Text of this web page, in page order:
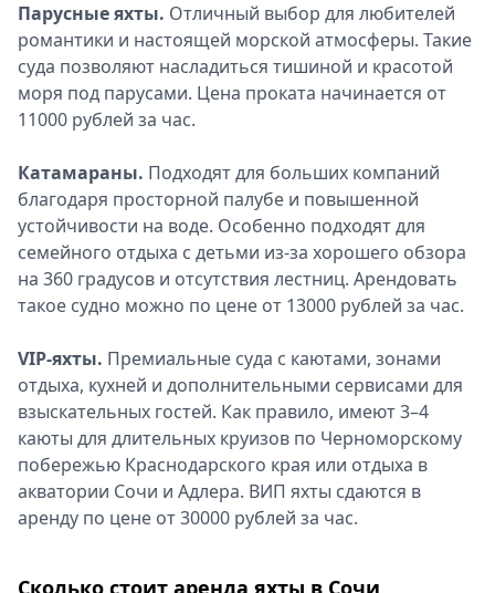
Парусные яхты. Отличный выбор для любителей
романтики и настоящей морской атмосферы. Такие
суда позволяют насладиться тишиной и красотой
моря под парусами. Цена проката начинается от
11000 рублей за час.
Катамараны. Подходят для больших компаний
благодаря просторной палубе и повышенной
устойчивости на воде. Особенно подходят для
семейного отдыха с детьми из-за хорошего обзора
на 360 градусов и отсутствия лестниц. Арендовать
такое судно можно по цене от 13000 рублей за час.
VIP-яхты. Премиальные суда с каютами, зонами
отдыха, кухней и дополнительными сервисами для
взыскательных гостей. Как правило, имеют 3–4
каюты для длительных круизов по Черноморскому
побережью Краснодарского края или отдыха в
акватории Сочи и Адлера. ВИП яхты сдаются в
аренду по цене от 30000 рублей за час.
Сколько стоит аренда яхты в Сочи